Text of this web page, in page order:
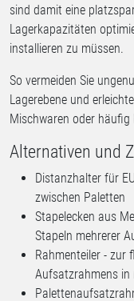
sind damit eine
Lagerkapazitäten
installieren zu müssen.
So vermeiden Sie
Lagerebene und
Mischwaren oder
Alternativen und
Distanzhalter für
zwischen Paletten
Stapelecken aus
Stapeln mehrerer
Rahmenteiler - zur
Aufsatzrahmens in